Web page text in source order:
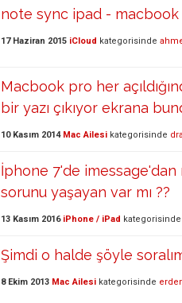
note sync ipad -
17 Haziran 2015 iCloud kategorisinde
Macbook pro her
bir yazı çıkıyor ekrana
10 Kasım 2014 Mac Ailesi kategorisinde
İphone 7'de
sorunu yaşayan var mı ??
13 Kasım 2016 iPhone / iPad kategorisinde
Şimdi o halde şöyle
8 Ekim 2013 Mac Ailesi kategorisinde